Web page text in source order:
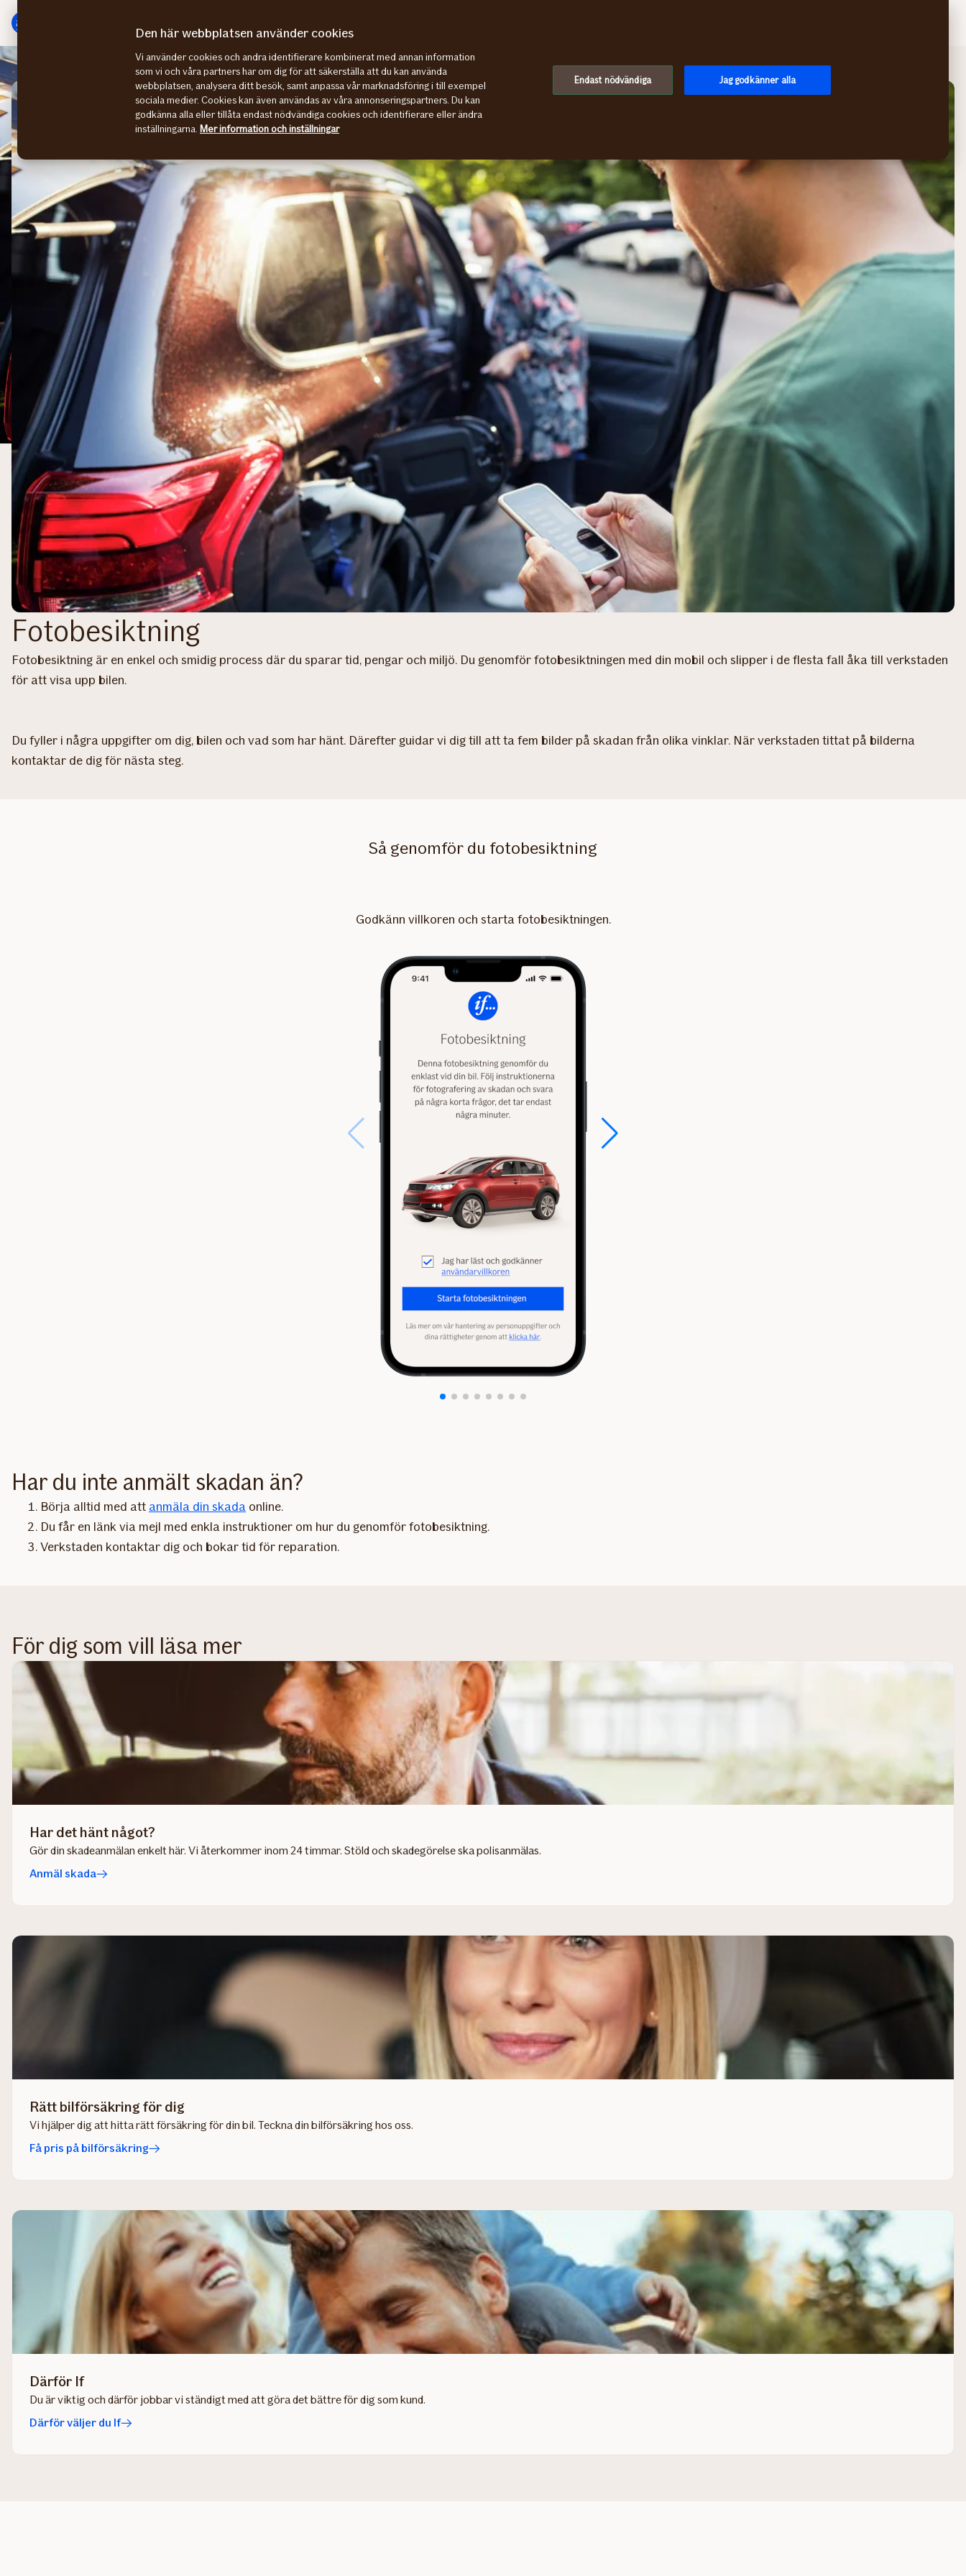
direkt
sidans
huvudmenyn
direkt
sidans
innehåll
Fotobesiktning
Fotobesiktning
Fotobesiktning är en enkel och smidig process där du sparar tid, pengar och miljö. Du genomför fotobesiktningen med din mobil och slipper i de flesta fall åka till verkstaden
för att visa upp bilen.
Du fyller i några uppgifter om dig, bilen och vad som har hänt. Därefter guidar vi dig till att ta fem bilder på skadan från olika vinklar. När verkstaden tittat på bilderna
kontaktar de dig för nästa steg.
Så genomför du fotobesiktning
Godkänn villkoren och starta fotobesiktningen.
Har du inte anmält skadan än?
Börja alltid med att anmäla din skada online.
Du får en länk via mejl med enkla instruktioner om hur du genomför fotobesiktning.
Verkstaden kontaktar dig och bokar tid för reparation.
För dig som vill läsa mer
Har det hänt något?
Gör din skadeanmälan enkelt här. Vi återkommer inom 24 timmar. Stöld och skadegörelse ska polisanmälas.
Anmäl skada
Rätt bilförsäkring för dig
Vi hjälper dig att hitta rätt försäkring för din bil. Teckna din bilförsäkring hos oss.
Få pris på bilförsäkring
Därför If
Du är viktig och därför jobbar vi ständigt med att göra det bättre för dig som kund.
Därför väljer du If
Den här webbplatsen använder cookies
Vi använder cookies och andra identifierare kombinerat med annan information
som vi och våra partners har om dig för att säkerställa att du kan använda
webbplatsen, analysera ditt besök, samt anpassa vår marknadsföring i till exempel
sociala medier. Cookies kan även användas av våra annonseringspartners. Du kan
godkänna alla eller tillåta endast nödvändiga cookies och identifierare eller ändra
inställningarna. Mer information och inställningar
Endast nödvändiga Jag godkänner alla